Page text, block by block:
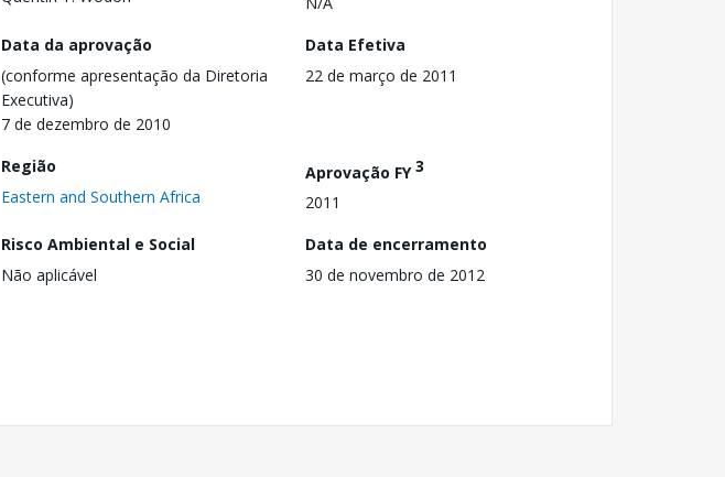
Data da aprovação
(conforme apresentação da Diretoria
Executiva)
7 de dezembro de 2010
Data Efetiva
22 de março de 2011
Região
Eastern and Southern Africa
Aprovação FY3
2011
Risco Ambiental e Social
Não aplicável
Data de encerramento
30 de novembro de 2012